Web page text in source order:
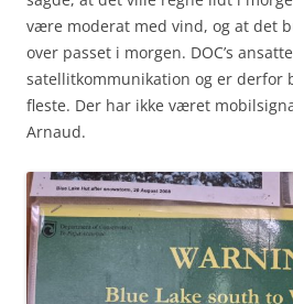
være moderat med vind, og at det
over passet i morgen. DOC’s
satellitkommunikation og er derfor
fleste. Der har ikke været
Arnaud.